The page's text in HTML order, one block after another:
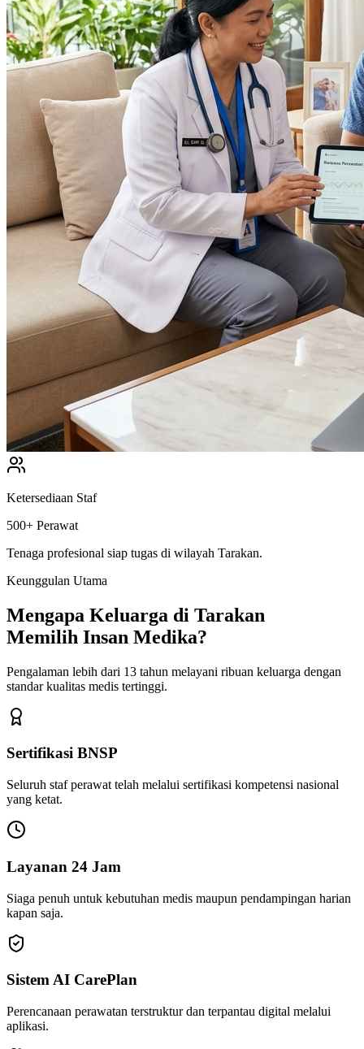
Ketersediaan Staf
500+ Perawat
Tenaga profesional siap tugas di wilayah Tarakan.
Keunggulan Utama
Mengapa Keluarga di Tarakan
Memilih Insan Medika?
Pengalaman lebih dari 13 tahun melayani ribuan keluarga dengan
standar kualitas medis tertinggi.
Sertifikasi BNSP
Seluruh staf perawat telah melalui sertifikasi kompetensi nasional
yang ketat.
Layanan 24 Jam
Siaga penuh untuk kebutuhan medis maupun pendampingan harian
kapan saja.
Sistem AI CarePlan
Perencanaan perawatan terstruktur dan terpantau digital melalui
aplikasi.